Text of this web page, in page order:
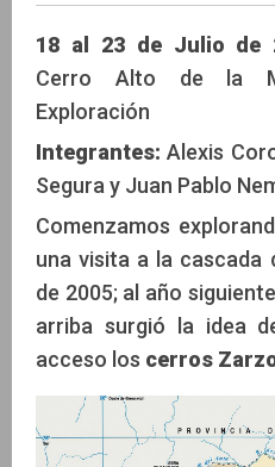
18 al 23 de Julio de
Cerro Alto de la
Exploración
Integrantes: Alexis
Segura y Juan Pablo
Comenzamos
una visita a la cascada
de 2005; al año
arriba surgió la idea
acceso los cerros